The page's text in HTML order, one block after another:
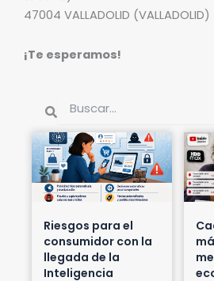
47004 VALLADOLID (VALLADOLID)
¡Te esperamos!
Buscar
Riesgos para el
consumidor con la
llegada de la
Inteligencia